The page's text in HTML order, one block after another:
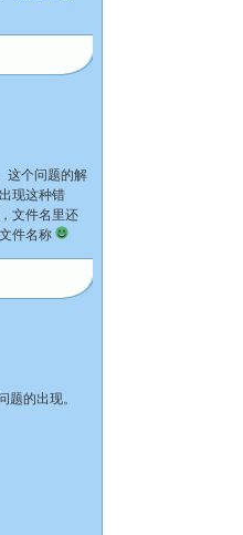
这个问题的解
现这种错
文件名里还
件名称
的出现。